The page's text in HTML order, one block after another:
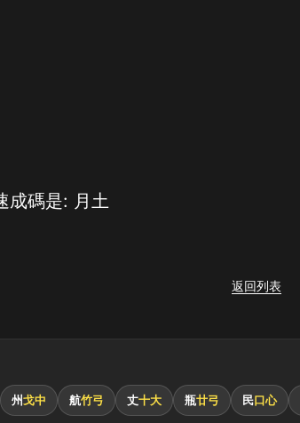
成碼是: 月土
返回列表
州戈中 航竹弓 丈十大 瓶廿弓 民口心